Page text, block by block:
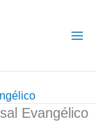
Evangélico